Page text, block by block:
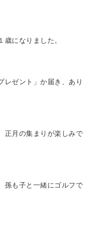
になりました。
レゼント」か届き、あり
正月の集まりが楽しみで
孫も子と一緒にゴルフで